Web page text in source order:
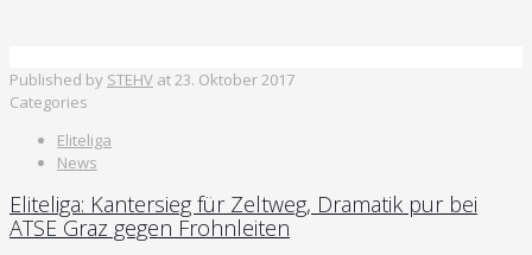
Published by STEHV at23. Oktober 2017
Categories
Eliteliga
News
Eliteliga: Kantersieg für Zeltweg, Dramatik pur bei
ATSE Graz gegen Frohnleiten